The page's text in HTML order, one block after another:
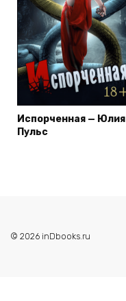
Испорченная — Юлия
Пульс
© 2026 inDbooks.ru